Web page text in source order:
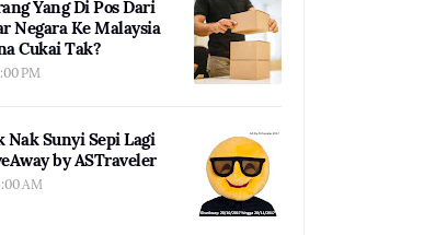
Yang Di Pos Dari
Negara Ke Malaysia
Cukai Tak?
PM
Nak Sunyi Sepi Lagi
by ASTraveler
AM